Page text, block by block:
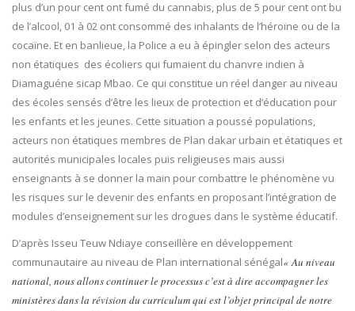
plus d’un pour cent ont fumé du cannabis, plus de 5 pour cent ont bu
de l’alcool, 01 à 02 ont consommé des inhalants de l’héroïne ou de la
cocaïne. Et en banlieue, la Police a eu à épingler selon des acteurs
non étatiques des écoliers qui fumaient du chanvre indien à
Diamaguéne sicap Mbao. Ce qui constitue un réel danger au niveau
des écoles sensés d’être les lieux de protection et d’éducation pour
les enfants et les jeunes. Cette situation a poussé populations,
acteurs non étatiques membres de Plan dakar urbain et étatiques et
autorités municipales locales puis religieuses mais aussi
enseignants à se donner la main pour combattre le phénomène vu
les risques sur le devenir des enfants en proposant l’intégration de
modules d’enseignement sur les drogues dans le système éducatif.
D’après Isseu Teuw Ndiaye conseillère en développement
communautaire au niveau de Plan international sénégal« Au niveau
national, nous allons continuer le processus c’est à dire accompagner les
ministères dans la révision du curriculum qui est l’objet principal de notre